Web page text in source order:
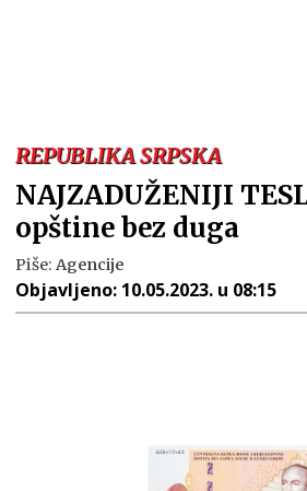
REPUBLIKA SRPSKA
NAJZADUŽENIJI
opštine bez duga
Piše: Agencije
Objavljeno: 10.05.2023. u 08:15